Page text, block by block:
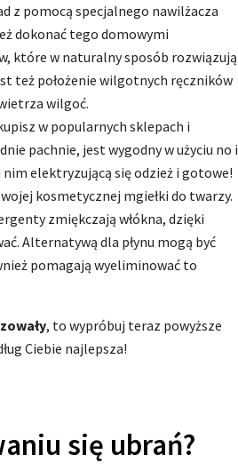
z pomocą specjalnego nawilżacza
dokonać tego domowymi
które w naturalny sposób rozwiązują
też położenie wilgotnych ręczników
wilgoć.
w popularnych sklepach i
pachnie, jest wygodny w użyciu no i
nim elektryzującą się odzież i gotowe!
kosmetycznej mgiełki do twarzy.
zmiękczają włókna, dzięki
Alternatywą dla płynu mogą być
pomagają wyeliminować to
, to wypróbuj teraz powyższe
Ciebie najlepsza!
się ubrań?